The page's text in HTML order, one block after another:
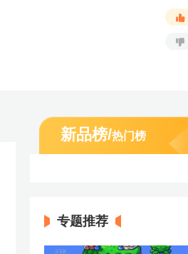
新品榜/热门榜
专题推荐